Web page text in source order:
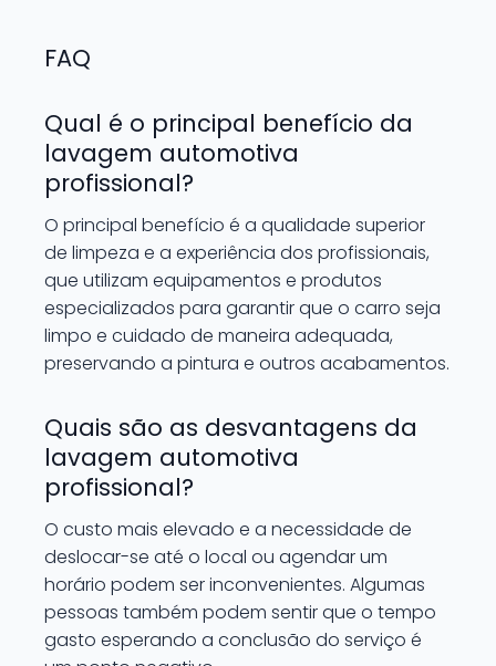
FAQ
Qual é o principal benefício da
lavagem automotiva
profissional?
O principal benefício é a qualidade superior
de limpeza e a experiência dos profissionais,
que utilizam equipamentos e produtos
especializados para garantir que o carro seja
limpo e cuidado de maneira adequada,
preservando a pintura e outros acabamentos.
Quais são as desvantagens da
lavagem automotiva
profissional?
O custo mais elevado e a necessidade de
deslocar-se até o local ou agendar um
horário podem ser inconvenientes. Algumas
pessoas também podem sentir que o tempo
gasto esperando a conclusão do serviço é